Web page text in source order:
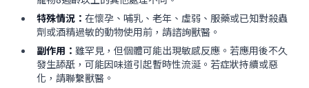
特殊情況：在懷孕、哺乳、老年、虛弱、服藥或已知對殺蟲
劑或酒精過敏的動物使用前，請諮詢獸醫。
副作用：雖罕見，但個體可能出現敏感反應。若應用後不久
發生舔舐，可能因味道引起暫時性流涎。若症狀持續或惡
化，請聯繫獸醫。